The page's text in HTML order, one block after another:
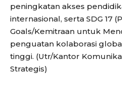
peningkatan akses
internasional, serta SDG 17
Goals/Kemitraan untuk
penguatan kolaborasi
tinggi. (Utr/Kantor
Strategis)